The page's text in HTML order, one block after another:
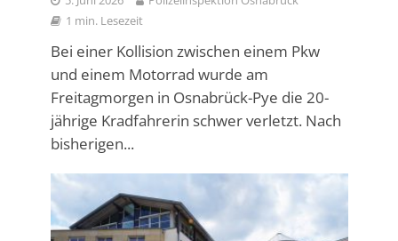
1 min. Lesezeit
Bei einer Kollision zwischen einem Pkw
und einem Motorrad wurde am
Freitagmorgen in Osnabrück-Pye die 20-
jährige Kradfahrerin schwer verletzt. Nach
bisherigen...